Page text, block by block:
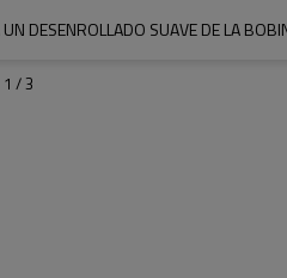
DESENROLLADO SUAVE DE LA
1 /3